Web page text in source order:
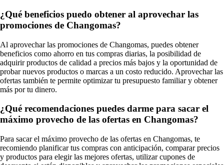
¿Qué beneficios puedo obtener al aprovechar las
promociones de Changomas?
Al aprovechar las promociones de Changomas, puedes obtener
beneficios como ahorro en tus compras diarias, la posibilidad de
adquirir productos de calidad a precios más bajos y la oportunidad de
probar nuevos productos o marcas a un costo reducido. Aprovechar las
ofertas también te permite optimizar tu presupuesto familiar y obtener
más por tu dinero.
¿Qué recomendaciones puedes darme para sacar el
máximo provecho de las ofertas en Changomas?
Para sacar el máximo provecho de las ofertas en Changomas, te
recomiendo planificar tus compras con anticipación, comparar precios
y productos para elegir las mejores ofertas, utilizar cupones de